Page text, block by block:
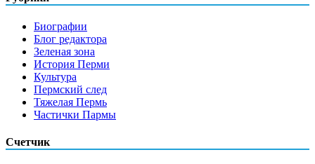
Биографии
Блог редактора
Зеленая зона
История Перми
Культура
Пермский след
Тяжелая Пермь
Частички Пармы
Счетчик